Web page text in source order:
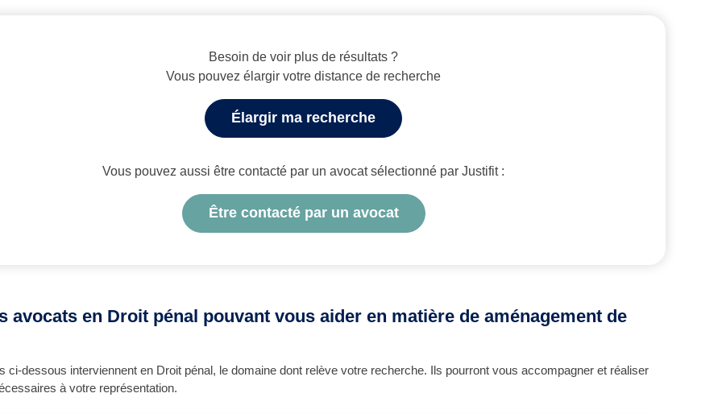
Besoin de voir plus de résultats ?
Vous pouvez élargir votre distance de recherche
Élargir ma recherche
Vous pouvez aussi être contacté par un avocat sélectionné par Justifit :
Être contacté par un avocat
avocats en Droit pénal pouvant vous aider en matière de aménagement de
ci-dessous interviennent en Droit pénal, le domaine dont relève votre recherche. Ils pourront vous accompagner et réaliser
à votre représentation.